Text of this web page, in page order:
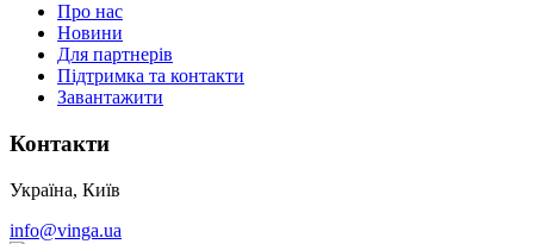
Про нас
Новини
Для партнерів
Підтримка та контакти
Завантажити
Контакти
Україна, Київ
info@vinga.ua